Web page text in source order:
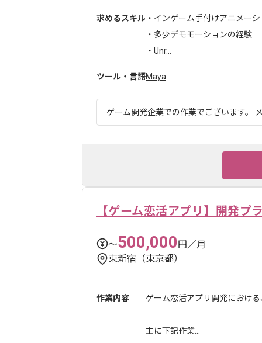
求めるスキル ・インゲーム手付けアニメー
・多少デモモーションの経験
・Unr...
ツール・言語Maya
ゲーム開発企業での作業でございます。
【ゲーム恋活アプリ】開発プ
〜500,000円／月
東新宿（東京都）
作業内容 ゲーム恋活アプリ開発におけ
主に下記作業...